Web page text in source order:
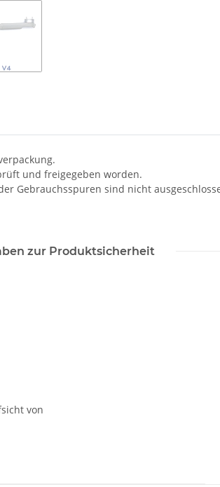
und freigegeben worden.
Gebrauchsspuren sind nicht
zur Produktsicherheit
von